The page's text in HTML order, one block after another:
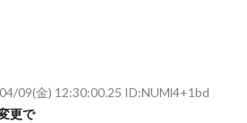
09(金) 12:30:00.25 ID:NUMl4+1bd
更で